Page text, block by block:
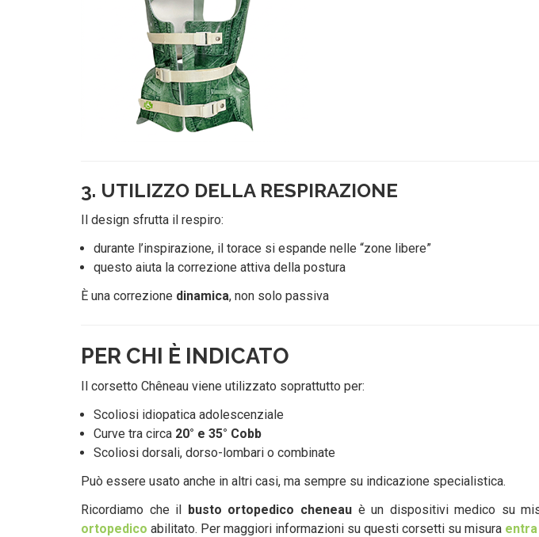
3. UTILIZZO DELLA RESPIRAZIONE
Il design sfrutta il respiro:
durante l’inspirazione, il torace si espande nelle “zone libere”
questo aiuta la correzione attiva della postura
È una correzione dinamica, non solo passiva
PER CHI È INDICATO
Il corsetto Chêneau viene utilizzato soprattutto per:
Scoliosi idiopatica adolescenziale
Curve tra circa 20° e 35° Cobb
Scoliosi dorsali, dorso-lombari o combinate
Può essere usato anche in altri casi, ma sempre su indicazione specialistica.
Ricordiamo che il busto ortopedico cheneau è un dispositivi medico su
ortopedico abilitato. Per maggiori informazioni su questi corsetti su misura